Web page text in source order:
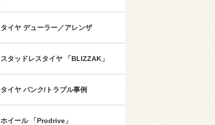
タイヤ デューラー／アレンザ
スタッドレスタイヤ 「BLIZZAK」
タイヤ パンク/トラブル事例
ホイール 「Prodrive」